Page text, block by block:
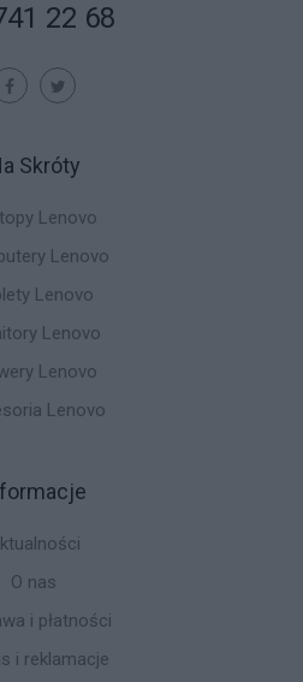
22 68
Skróty
Lenovo
Lenovo
Lenovo
Lenovo
Lenovo
Lenovo
O nas
i płatności
i reklamacje